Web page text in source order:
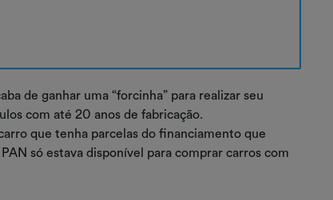
de ganhar uma “forcinha” para realizar seu
com até 20 anos de fabricação.
que tenha parcelas do financiamento que
só estava disponível para comprar carros com